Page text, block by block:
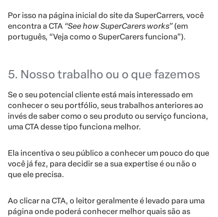
Por isso na página inicial do site da SuperCarrers, você
encontra a CTA “See how SuperCarers works” (em
português, “Veja como o SuperCarers funciona”).
5. Nosso trabalho ou o que fazemos
Se o seu potencial cliente está mais interessado em
conhecer o seu portfólio, seus trabalhos anteriores ao
invés de saber como o seu produto ou serviço funciona,
uma CTA desse tipo funciona melhor.
Ela incentiva o seu público a conhecer um pouco do que
você já fez, para decidir se a sua expertise é ou não o
que ele precisa.
Ao clicar na CTA, o leitor geralmente é levado para uma
página onde poderá conhecer melhor quais são as